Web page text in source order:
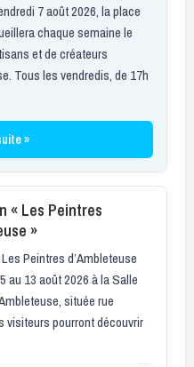
7 août 2026, la place
chaque semaine le
et de créateurs
Tous les vendredis, de 17h
»
« Les Peintres
»
Peintres d’Ambleteuse
au 13 août 2026 à la Salle
située rue
visiteurs pourront découvrir